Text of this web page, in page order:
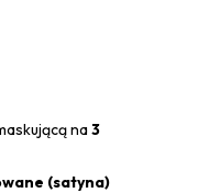
na3
(satyna)